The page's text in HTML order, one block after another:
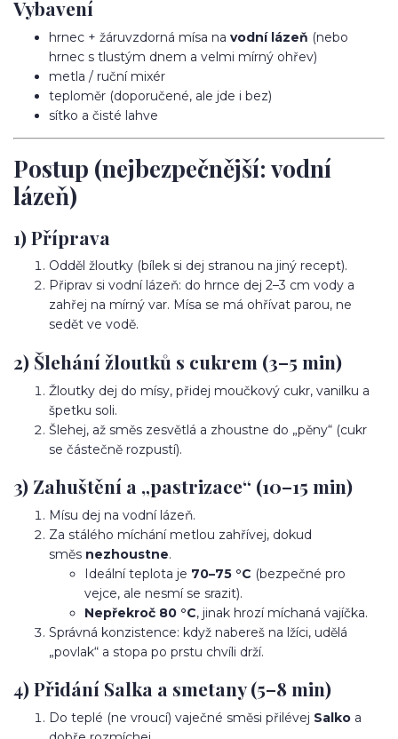
Vybavení
hrnec + žáruvzdorná mísa na vodní lázeň (nebo
hrnec s tlustým dnem a velmi mírný ohřev)
metla / ruční mixér
teploměr (doporučené, ale jde i bez)
sítko a čisté lahve
Postup (nejbezpečnější: vodní
lázeň)
1) Příprava
Odděl žloutky (bílek si dej stranou na jiný recept).
Připrav si vodní lázeň: do hrnce dej 2–3 cm vody a
zahřej na mírný var. Mísa se má ohřívat parou, ne
sedět ve vodě.
2) Šlehání žloutků s cukrem (3–5 min)
Žloutky dej do mísy, přidej moučkový cukr, vanilku a
špetku soli.
Šlehej, až směs zesvětlá a zhoustne do „pěny“ (cukr
se částečně rozpustí).
3) Zahuštění a „pastrizace“ (10–15 min)
Mísu dej na vodní lázeň.
Za stálého míchání metlou zahřívej, dokud
směs nezhoustne.
Ideální teplota je 70–75 °C (bezpečné pro
vejce, ale nesmí se srazit).
Nepřekroč 80 °C, jinak hrozí míchaná vajíčka.
Správná konzistence: když nabereš na lžíci, udělá
„povlak“ a stopa po prstu chvíli drží.
4) Přidání Salka a smetany (5–8 min)
Do teplé (ne vroucí) vaječné směsi přilévej Salko a